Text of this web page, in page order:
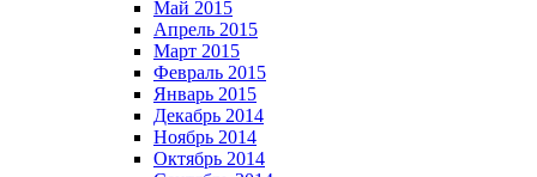
Май 2015
Апрель 2015
Март 2015
Февраль 2015
Январь 2015
Декабрь 2014
Ноябрь 2014
Октябрь 2014